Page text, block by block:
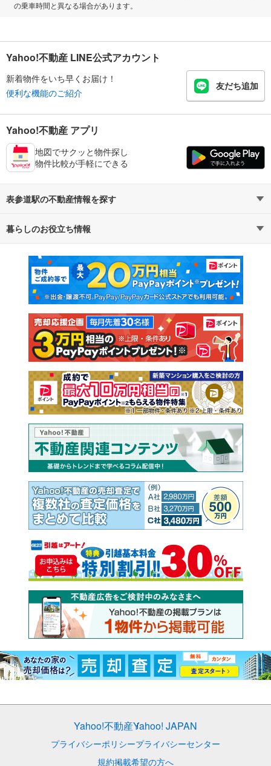
の乗車時間と異なる場合があります。
Yahoo!不動産 LINE公式アカウント
新着物件をいち早くお届け！
便利な機能のご紹介
友だち追加
Yahoo!不動産 アプリ
地図でサクッと物件探し
物件比較が手軽にできる
表参道駅の不動産情報を探す
不動産・住宅
新築マンション 中古マンション
新築一戸建て 中古一戸建て
注文住宅 土地
売却査定
暮らしのお役立ち情報
マンションカタログ 教えて！住まいの先生
Yahoo!不動産Yahoo! JAPAN
プライバシーポリシープライバシーセンター
規約掲載希望の方へ